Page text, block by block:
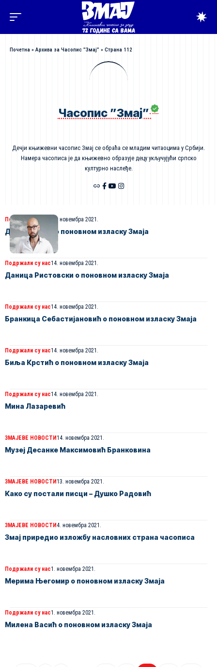
Почетна » Архива за Часопис ”Змај” » Страна 112
Часопис ”Змај”
Дечји књижевни часопис Змај се обраћа се младим читаоцима у Србији.
Намера часописа је да књижевно образује децу укључујући српско
културно наслеђе.
Подржали су нас 14. новембра 2021.
Дејан Луткић о поновном изласку Змаја
Подржали су нас14. новембра 2021.
Даница Ристовски о поновном изласку Змаја
Подржали су нас14. новембра 2021.
Бранкица Себастијановић о поновном изласку Змаја
Подржали су нас14. новембра 2021.
Биља Крстић о поновном изласку Змаја
Подржали су нас14. новембра 2021.
Mина Лазаревић
ЗМАЈЕВЕ НОВОСТИ 14. новембра 2021.
Музеј Десанке Максимовић Бранковина
ЗМАЈЕВЕ НОВОСТИ 13. новембра 2021.
Како су постали писци – Душко Радовић
ЗМАЈЕВЕ НОВОСТИ 4. новембра 2021.
Змај приредио изложбу насловних страна часописа
Подржали су нас1. новембра 2021.
Мерима Његомир о поновном изласку Змаја
Подржали су нас1. новембра 2021.
Милена Васић о поновном изласку Змаја